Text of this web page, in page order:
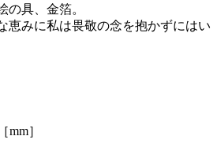
の具、金箔。
恵みに私は畏敬の念を抱かずにはい
mm］